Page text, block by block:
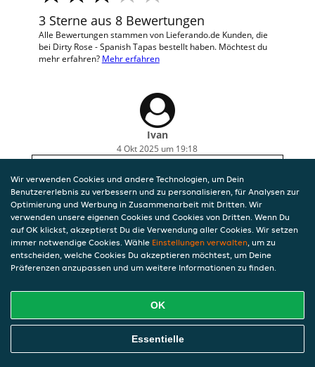
3 Sterne aus 8 Bewertungen
Alle Bewertungen stammen von Lieferando.de Kunden, die
bei Dirty Rose - Spanish Tapas bestellt haben. Möchtest du
mehr erfahren? Mehr erfahren
Ivan
4 Okt 2025 um 19:18
cost to size is not convenient. The portions are
small for the price.
Wir verwenden Cookies und andere Technologien, um Dein
Benutzererlebnis zu verbessern und zu personalisieren, für Analysen zur
Optimierung und Werbung in Zusammenarbeit mit Dritten. Wir
verwenden unsere eigenen Cookies und Cookies von Dritten. Wenn Du
auf OK klickst, akzeptierst Du die Verwendung aller Cookies. Wir setzen
immer notwendige Cookies. Wähle Einstellungen verwalten, um zu
entscheiden, welche Cookies Du akzeptieren möchtest, um Deine
Präferenzen anzupassen und um weitere Informationen zu finden.
OK
Essentielle